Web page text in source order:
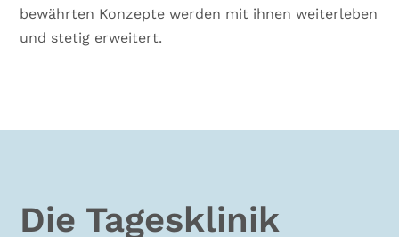
bewährten Konzepte werden mit ihnen weiterleben
und stetig erweitert.
Die Tagesklinik